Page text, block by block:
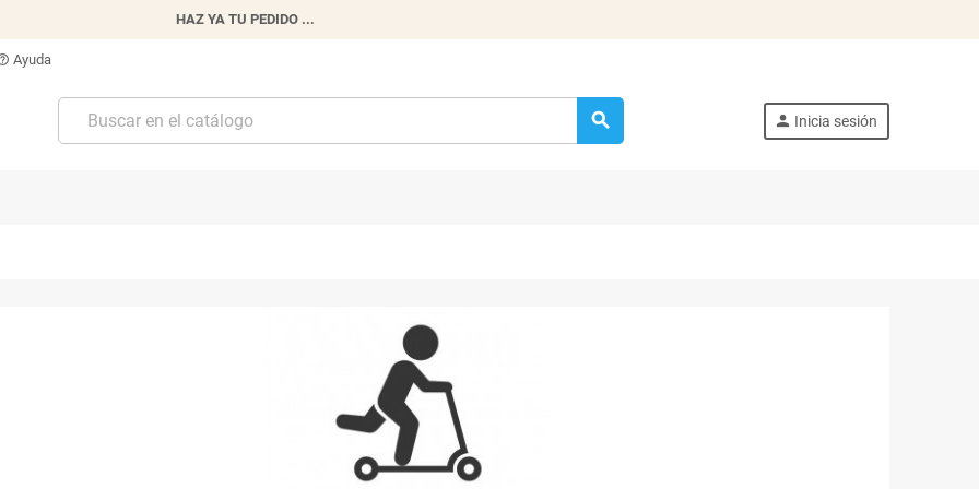
HAZ YA TU PEDIDO ...
Ayuda
search person Inicia sesión